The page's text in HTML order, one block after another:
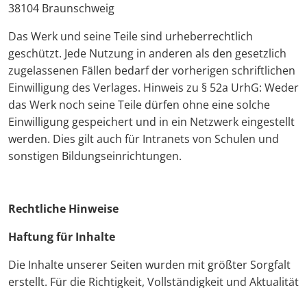
38104 Braunschweig
Das Werk und seine Teile sind urheberrechtlich
geschützt. Jede Nutzung in anderen als den gesetzlich
zugelassenen Fällen bedarf der vorherigen schriftlichen
Einwilligung des Verlages. Hinweis zu § 52a UrhG: Weder
das Werk noch seine Teile dürfen ohne eine solche
Einwilligung gespeichert und in ein Netzwerk eingestellt
werden. Dies gilt auch für Intranets von Schulen und
sonstigen Bildungseinrichtungen.
Rechtliche Hinweise
Haftung für Inhalte
Die Inhalte unserer Seiten wurden mit größter Sorgfalt
erstellt. Für die Richtigkeit, Vollständigkeit und Aktualität